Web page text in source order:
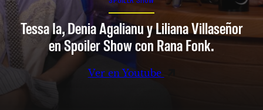
Tessa Ia, Denia Agalianu y Liliana Villaseñor
en Spoiler Show con Rana Fonk.
Ver en Youtube